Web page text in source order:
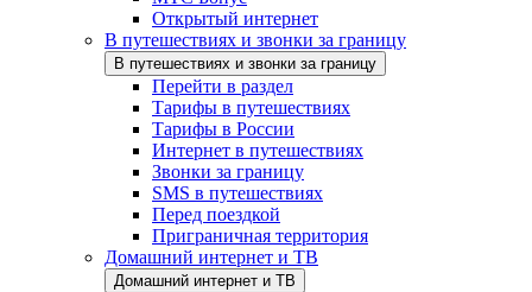
Открытый интернет
В путешествиях и звонки за границу
В путешествиях и звонки за границу
Перейти в раздел
Тарифы в путешествиях
Тарифы в России
Интернет в путешествиях
Звонки за границу
SMS в путешествиях
Перед поездкой
Приграничная территория
Домашний интернет и ТВ
Домашний интернет и ТВ